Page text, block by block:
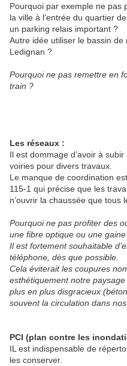
Pourquoi par exemple ne pas
la ville à l’entrée du quartier
un parking relais important ?
Autre idée utiliser le bassin de
Ledignan ?
Pourquoi ne pas remettre en
train ?
Les réseaux :
Il est dommage d’avoir à
voiries pour divers travaux.
Le manque de coordination
115-1 qui précise que les
n’ouvrir la chaussée que tous
Pourquoi ne pas profiter des
une fibre optique ou une gaine
Il est fortement souhaitable
téléphone, dès que possible.
Cela éviterait les coupures
esthétiquement notre
plus en plus disgracieux
souvent la circulation dans
PCI (plan contre les
IL est indispensable de
les conserver.